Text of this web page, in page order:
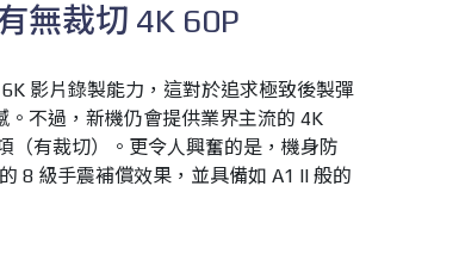
無裁切 4K 60P
影片錄製能力，這對於追求極致後製彈
不過，新機仍會提供業界主流的 4K
（有裁切）。更令人興奮的是，機身防
8 級手震補償效果，並具備如 A1 II 般的